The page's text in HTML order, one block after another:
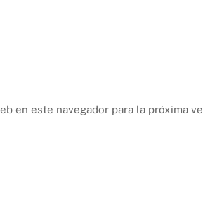
en este navegador para la próxima